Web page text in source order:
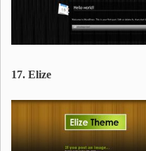
17. Elize